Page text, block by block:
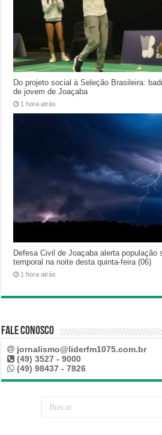
Do projeto social à Seleção Brasileira:
de jovem de Joaçaba
1 hora atrás
Defesa Civil de Joaçaba alerta população
temporal na noite desta quinta-feira (06)
1 hora atrás
Fale Conosco
jornalismo@liderfm1075.com.br
(49) 3527 - 9000
(49) 98437 - 7826